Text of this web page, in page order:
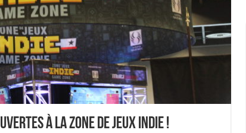
à la Zone de Jeux Indie !